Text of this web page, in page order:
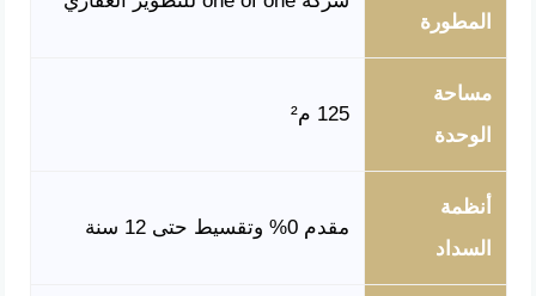
المطورة
مساحة
الوحدة
125 م²
أنظمة
السداد
مقدم 0% وتقسيط حتى 12 سنة